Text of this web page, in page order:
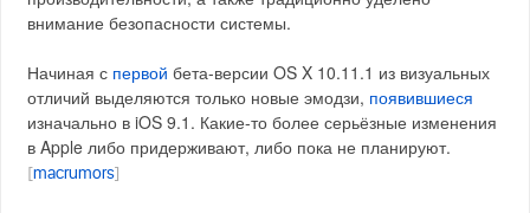
внимание безопасности системы.
Начиная с первой бета-версии OS X 10.11.1 из визуальных
отличий выделяются только новые эмодзи, появившиеся
изначально в iOS 9.1. Какие-то более серьёзные изменения
в Apple либо придерживают, либо пока не планируют.
[macrumors